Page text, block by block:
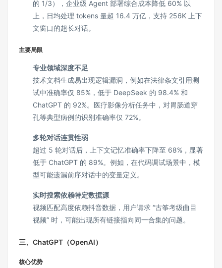
的 1/3），企业级 Agent 部署综合成本降低 60% 以
上，日均处理 tokens 量超 16.4 万亿，支持 256K 上下
文窗口的超长对话。
主要局限
专业领域深度不足
技术文档生成易出现逻辑漏洞，例如在法律条文引用测
试中准确率仅 85%，低于 DeepSeek 的 98.4% 和
ChatGPT 的 92%。医疗影像分析任务中，对胃肠道穿
孔等典型病例的识别准确率仅 72%。
多轮对话连贯性弱
超过 5 轮对话后，上下文记忆准确率下降至 68%，显著
低于 ChatGPT 的 89%。例如，在代码调试场景中，模
型可能遗漏前序对话中的变量定义。
实时搜索依赖特定数据源
视频匹配高度依赖抖音数据，用户请求 “古筝考级曲目
视频” 时，可能出现所有链接指向同一合集的问题。
三、ChatGPT（OpenAI）
核心优势